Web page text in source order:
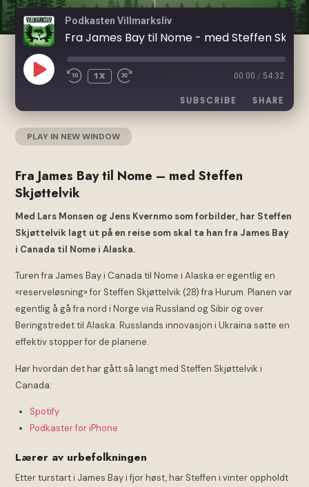
Podkasten Villmarksliv
Fra James Bay til Nome - med Steffen Skjøttelvik
PLAY
EPISODE
1X 00:00 / 54:32
SUBSCRIBE SHARE
Acast
RSS FEED
SHARE
LINK
EMBED
PLAY IN NEW WINDOW
Fra James Bay til Nome – med Steffen
Skjøttelvik
Med Lars Monsen og Jens Kvernmo som forbilder, har Steffen
Skjøttelvik lagt ut på en reise som skal ta han fra James Bay
i Canada til Nome i Alaska.
Turen fra James Bay i Canada til Nome i Alaska er egentlig en
«reserveløsning» for Steffen Skjøttelvik (28) fra Hurum. Planen var
egentlig å gå fra nord i Norge via Russland og Sibir og over
Beringstredet til Alaska. Russlands innovasjon i Ukraina satte en
effektiv stopper for de planene.
Hør hvordan det har gått så langt med Steffen Skjøttelvik i
Canada:
Spotify
Podkaster for iPhone
Lærer av urbefolkningen
Etter turstart i James Bay i fjor høst, har Steffen i vinter oppholdt